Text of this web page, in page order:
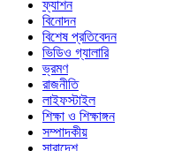
ফ্যাশন
বিনোদন
বিশেষ প্রতিবেদন
ভিডিও গ্যালারি
ভ্রমণ
রাজনীতি
লাইফস্টাইল
শিক্ষা ও শিক্ষাঙ্গন
সম্পাদকীয়
সারাদেশ